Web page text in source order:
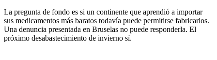
La pregunta de fondo es si un continente que aprendió a importar
sus medicamentos más baratos todavía puede permitirse fabricarlos.
Una denuncia presentada en Bruselas no puede responderla. El
próximo desabastecimiento de invierno sí.